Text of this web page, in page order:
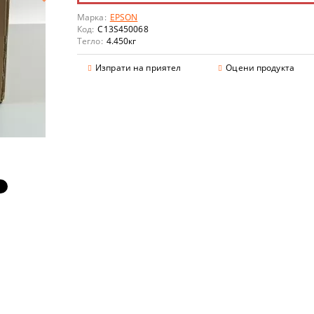
Марка: EPSON
Код: C13S450068
Тегло: 4.450кг
Изпрати на приятел Оцени продукта